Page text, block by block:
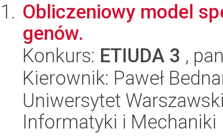
Obliczeniowy model
genów.
Konkurs: ETIUDA 3 ,
Kierownik: Paweł
Uniwersytet
Informatyki i Mechaniki